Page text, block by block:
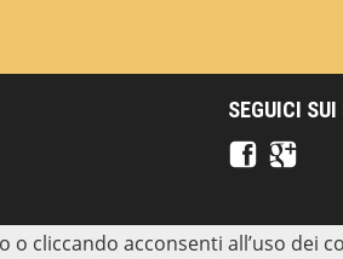
SEGUICI
cliccando acconsenti all’uso dei